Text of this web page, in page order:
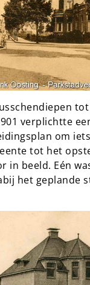
verplichtte
om
tot het
in beeld. Eén
het geplande